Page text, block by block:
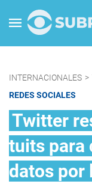
INTERNACIONALES >
REDES SOCIALES
Twitter
tuits para
datos por